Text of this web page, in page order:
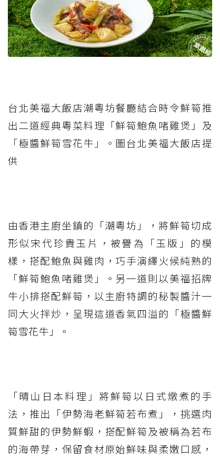
台北美福大飯店潮粵坊餐廳結合時令鮮筍推
出二道經典粵菜料理「鮮筍鮑魚啫雞煲」及
「極醬鮮筍雪花牛」。圖台北美福大飯店提
供
由香港主廚坐鎮的「潮粵坊」，將鮮筍切成
形似宋代珍貴玉片，被譽為「玉版」的模
樣，搭配鮑魚與雞肉，巧手演繹火候純熟的
「鮮筍鮑魚啫雞煲」。另一道則以美福招牌
牛小排搭配鮮筍，以主廚特調的秘製醬汁一
同大火拌炒，呈現這道香氣四溢的「極醬鮮
筍雪花牛」。
「晴山日本料理」將鮮筍以日式燉煮的手
法，推出「伊勢海老鮮筍若布煮」，挑選肉
質鮮甜的伊勢鮮蝦，搭配鮮筍及被稱為若布
的海帶芽，保留食材原始鮮味與柔嫩口感，